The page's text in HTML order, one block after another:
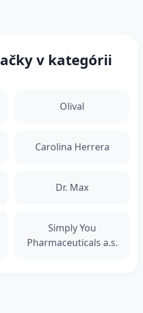
v kategórii
Olival
Carolina Herrera
Dr. Max
Simply You
Pharmaceuticals a.s.